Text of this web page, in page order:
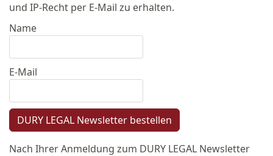
und IP-Recht per E-Mail zu erhalten.
Name
E-Mail
DURY LEGAL Newsletter bestellen
Nach Ihrer Anmeldung zum DURY LEGAL Newsletter